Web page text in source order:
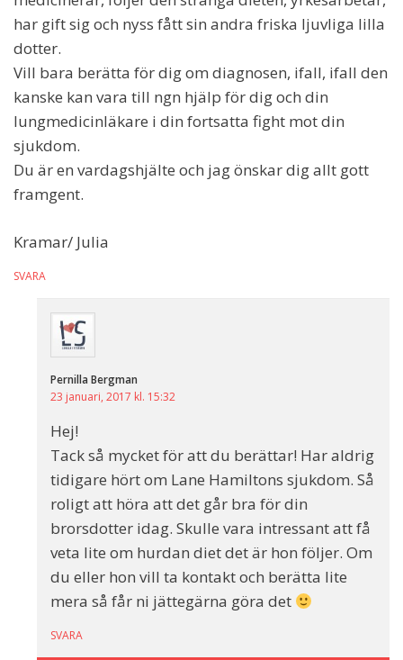
har gift sig och nyss fått sin andra friska ljuvliga lilla
dotter.
Vill bara berätta för dig om diagnosen, ifall, ifall den
kanske kan vara till ngn hjälp för dig och din
lungmedicinläkare i din fortsatta fight mot din
sjukdom.
Du är en vardagshjälte och jag önskar dig allt gott
framgent.
Kramar/ Julia
SVARA
Pernilla Bergman
23 januari, 2017 kl. 15:32
Hej!
Tack så mycket för att du berättar! Har aldrig
tidigare hört om Lane Hamiltons sjukdom. Så
roligt att höra att det går bra för din
brorsdotter idag. Skulle vara intressant att få
veta lite om hurdan diet det är hon följer. Om
du eller hon vill ta kontakt och berätta lite
mera så får ni jättegärna göra det
SVARA